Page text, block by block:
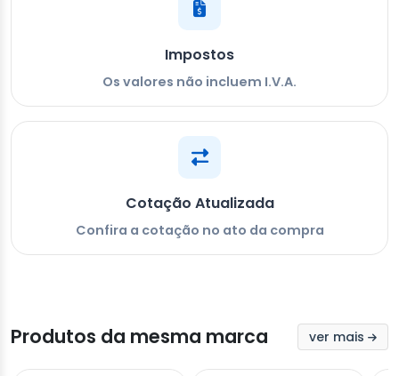
Impostos
Os valores não incluem I.V.A.
Cotação Atualizada
Confira a cotação no ato da compra
Produtos da mesma marca ver mais